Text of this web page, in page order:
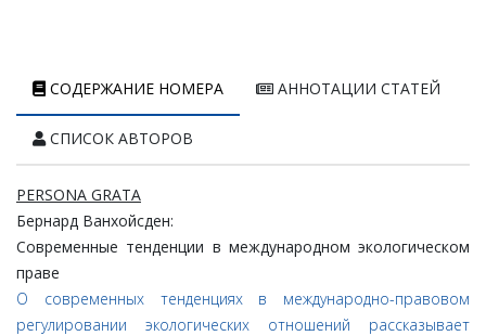
СОДЕРЖАНИЕ НОМЕРА АННОТАЦИИ СТАТЕЙ
СПИСОК АВТОРОВ
PERSONA GRATA
Бернард Ванхойсден:
Современные тенденции в международном экологическом
праве
О современных тенденциях в международно-правовом
регулировании экологических отношений рассказывает